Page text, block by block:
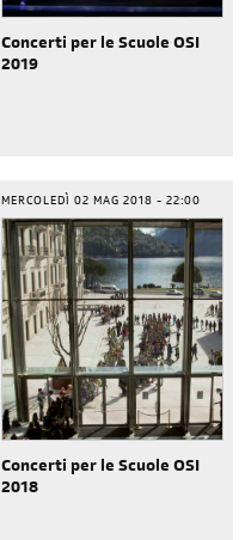
Concerti per le Scuole OSI
2019
MERCOLEDÌ 02 MAG 2018 - 22:00
Concerti per le Scuole OSI
2018